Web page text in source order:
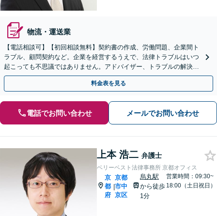
物流・運送業
【電話相談可】【初回相談無料】契約書の作成、労働問題、企業間ト
ラブル、顧問契約など。企業を経営するうえで、法律トラブルはいつ
起こっても不思議ではありません。アドバイザー、トラブルの解決窓
口として、経営を法的側面よりサポート
料金表を見る
電話でお問い合わせ メールでお問い合わせ
上本 浩二 弁護士
ベリーベスト法律事務所 京都オフィス
京
都
府
|
京都
市中
京区
烏丸駅
から徒歩
1分
営業時間：09:30~
18:00（土日祝日）